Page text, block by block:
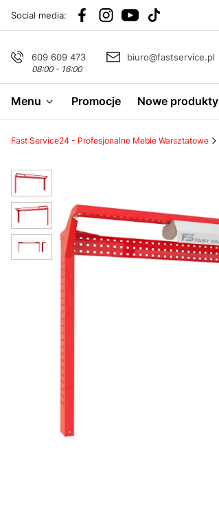
Social media:
609 609 473
08:00 - 16:00
biuro@fastservice.pl
Menu Promocje Nowe produkty
Fast Service24 - Profesjonalne Meble Warsztatowe